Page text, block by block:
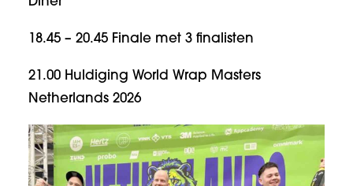
18.45 – 20.45 Finale met 3 finalisten
21.00 Huldiging World Wrap Masters
Netherlands 2026